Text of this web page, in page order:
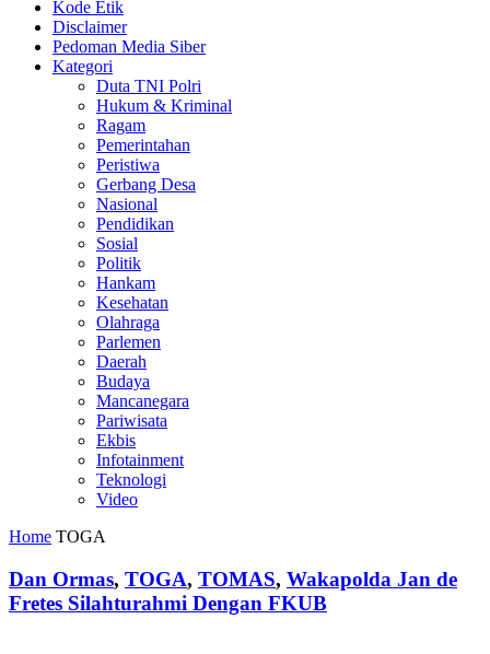
Kode Etik
Disclaimer
Pedoman Media Siber
Kategori
Duta TNI Polri
Hukum & Kriminal
Ragam
Pemerintahan
Peristiwa
Gerbang Desa
Nasional
Pendidikan
Sosial
Politik
Hankam
Kesehatan
Olahraga
Parlemen
Daerah
Budaya
Mancanegara
Pariwisata
Ekbis
Infotainment
Teknologi
Video
Home TOGA
Dan Ormas, TOGA, TOMAS, Wakapolda Jan de
Fretes Silahturahmi Dengan FKUB